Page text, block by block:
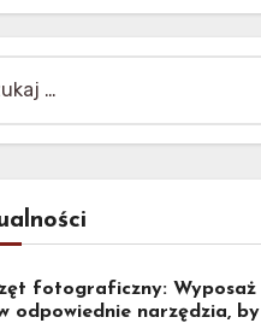
fotograficzny: Wyposaż
odpowiednie narzędzia, by